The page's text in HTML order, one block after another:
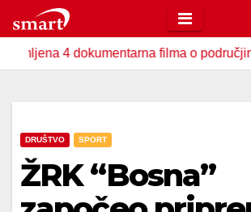
to
content
4 dokumentarna filma o područjima
DRUŠTVO SPORT
ŽRK “Bosna”